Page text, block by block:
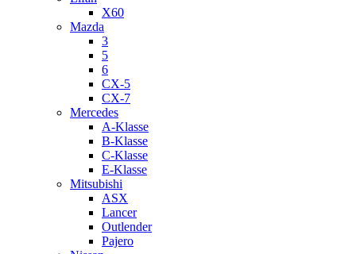
X60
Mazda
3
5
6
CX-5
CX-7
Mercedes
A-Klasse
B-Klasse
C-Klasse
E-Klasse
Mitsubishi
ASX
Lancer
Outlender
Pajero